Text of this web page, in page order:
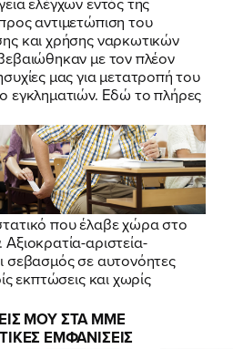
αντιμετώπιση του
και χρήσης ναρκωτικών
με τον πλέον
μας για μετατροπή του
εγκληματιών. Εδώ το πλήρες
που έλαβε χώρα στο
αριστεία-
σεβασμός σε αυτονόητες
εκπτώσεις και χωρίς
ΜΟΥ ΣΤΑ ΜΜΕ
ΕΜΦΑΝΙΣΕΙΣ